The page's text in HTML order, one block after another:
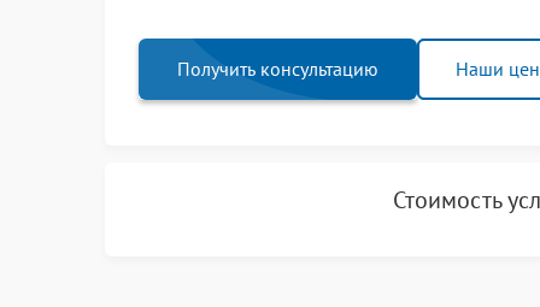
Получить консультацию Наши
Стоимость